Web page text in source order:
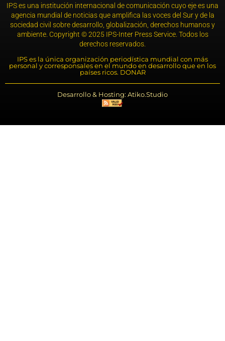
IPS es una institución internacional de comunicación cuyo eje es una
agencia mundial de noticias que amplifica las voces del Sur y de la
sociedad civil sobre desarrollo, globalización, derechos humanos y
ambiente. Copyright © 2025 IPS-Inter Press Service. Todos los
derechos reservados.
IPS es la única organización periodística mundial con más
personal y corresponsales en el mundo en desarrollo que en los
países ricos. DONAR
Desarrollo & Hosting: Atiko.Studio